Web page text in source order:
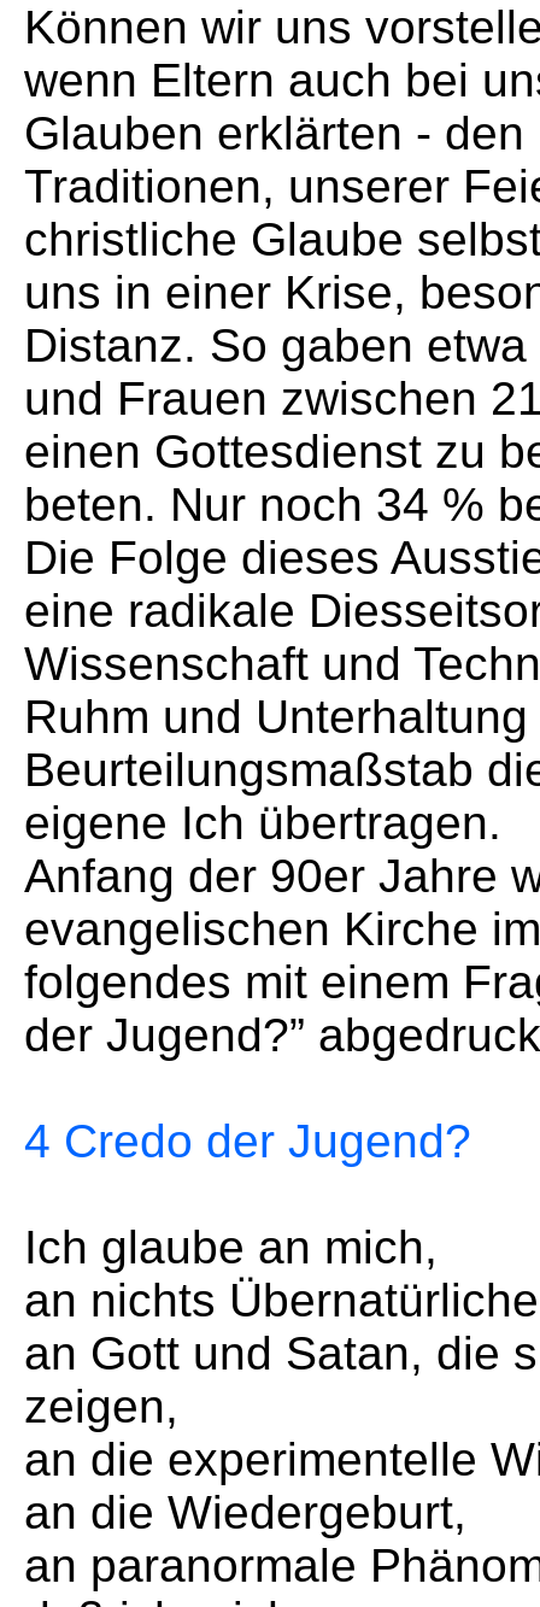
Können wir uns
wenn Eltern auch bei
Glauben erklärten -
Traditionen, unserer
christliche Glaube
uns in einer Krise,
Distanz. So gaben
und Frauen zwischen
einen Gottesdienst zu
beten. Nur noch 34 %
Die Folge dieses
eine radikale
Wissenschaft und
Ruhm und
Beurteilungsmaßstab
eigene Ich übertragen.
Anfang der 90er Jahre
evangelischen Kirche
folgendes mit einem
der Jugend?”
4 Credo der Jugend?
Ich glaube an mich,
an nichts
an Gott und Satan, die
zeigen,
an die experimentelle
an die Wiedergeburt,
an paranormale